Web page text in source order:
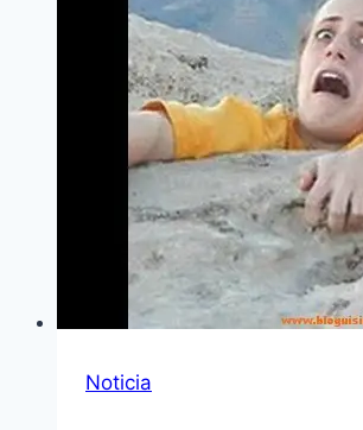
Noticia